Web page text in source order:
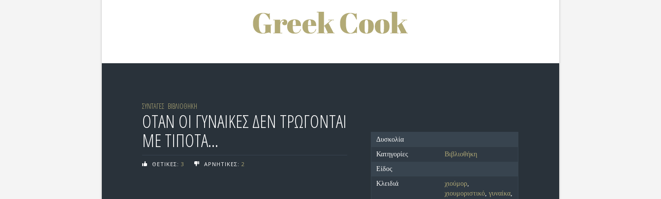
ΣΥΝΤΑΓΕΣ ΒΙΒΛΙΟΘΗΚΗ
ΟΤΑΝ ΟΙ ΓΥΝΑΙΚΕΣ ΔΕΝ ΤΡΩΓΟΝΤΑΙ
ΜΕ ΤΙΠΟΤΑ...
ΘΕΤΙΚΕΣ: 3 ΑΡΝΗΤΙΚΕΣ: 2
Δυσκολία
Κατηγορίες
Βιβλιοθήκη
Είδος
Κλειδιά
χιούμορ,
χιουμοριστικό,γυναίκα,